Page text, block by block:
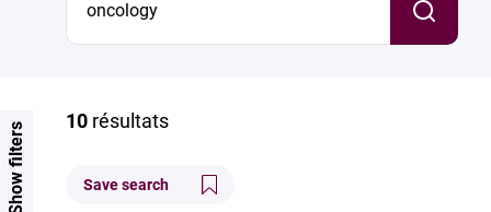
10 résultats
Save search
Show filters